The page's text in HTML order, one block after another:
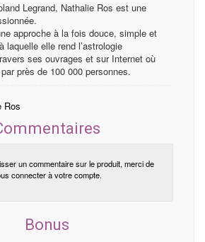
Legrand, Nathalie Ros est une
approche à la fois douce, simple et
laquelle elle rend l’astrologie
ses ouvrages et sur Internet où
près de 100 000 personnes.
Ros
un commentaire sur le produit, merci de
connecter à votre compte.
Bonus